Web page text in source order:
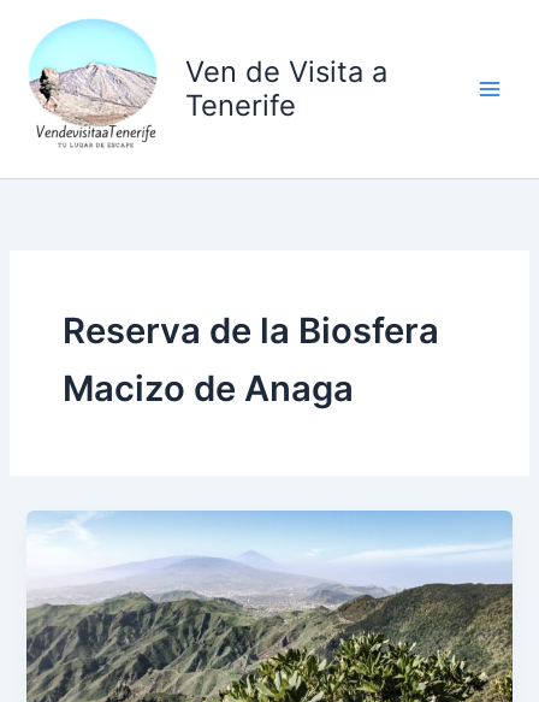
contenido
Ven de Visita a
Tenerife
Reserva de la Biosfera
Macizo de Anaga